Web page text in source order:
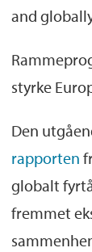
and
styrke
Den
rapporten
globalt
fremmet